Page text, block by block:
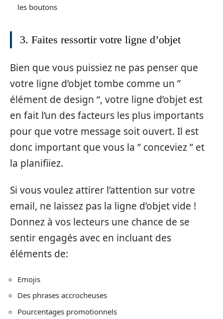
les boutons
3. Faites ressortir votre ligne d’objet
Bien que vous puissiez ne pas penser que
votre ligne d’objet tombe comme un ”
élément de design “, votre ligne d’objet est
en fait l’un des facteurs les plus importants
pour que votre message soit ouvert. Il est
donc important que vous la ” conceviez ” et
la planifiiez.
Si vous voulez attirer l’attention sur votre
email, ne laissez pas la ligne d’objet vide !
Donnez à vos lecteurs une chance de se
sentir engagés avec en incluant des
éléments de:
Emojis
Des phrases accrocheuses
Pourcentages promotionnels